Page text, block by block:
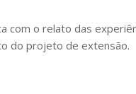
com o relato das
do projeto de extensão.